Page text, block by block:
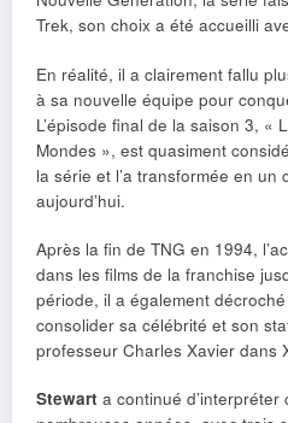
Trek, son choix a été accueilli
En réalité, il a clairement fallu
à sa nouvelle équipe pour
L’épisode final de la saison 3, «
Mondes », est quasiment
la série et l’a transformée en un
aujourd’hui.
Après la fin de TNG en 1994,
dans les films de la franchise
période, il a également
consolider sa célébrité et son
professeur Charles Xavier dans
Stewart a continué